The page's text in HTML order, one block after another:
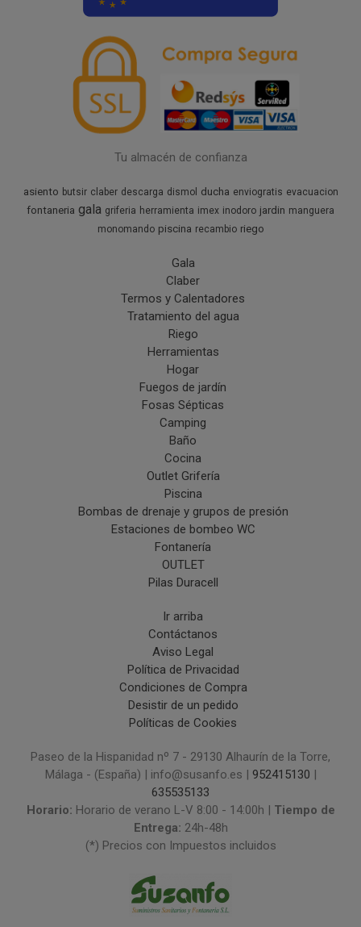
Tu almacén de confianza
asiento butsir claber descarga dismol ducha enviogratis evacuacion
fontaneria gala griferia herramienta imex inodoro jardin manguera
monomando piscina recambio riego
Gala
Claber
Termos y Calentadores
Tratamiento del agua
Riego
Herramientas
Hogar
Fuegos de jardín
Fosas Sépticas
Camping
Baño
Cocina
Outlet Grifería
Piscina
Bombas de drenaje y grupos de presión
Estaciones de bombeo WC
Fontanería
OUTLET
Pilas Duracell
Ir arriba
Contáctanos
Aviso Legal
Política de Privacidad
Condiciones de Compra
Desistir de un pedido
Políticas de Cookies
Paseo de la Hispanidad nº 7 - 29130 Alhaurín de la Torre,
Málaga - (España) | info@susanfo.es | 952415130 |
635535133
Horario: Horario de verano L-V 8:00 - 14:00h | Tiempo de
Entrega: 24h-48h
(*) Precios con Impuestos incluidos